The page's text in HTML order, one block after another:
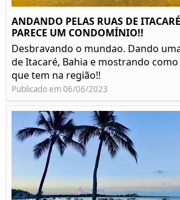
ANDANDO PELAS RUAS DE
PARECE UM CONDOMÍNIO!!
Desbravando o mundao. Dando
de Itacaré, Bahia e mostrando como
que tem na região!!
Publicado em 06/06/2023